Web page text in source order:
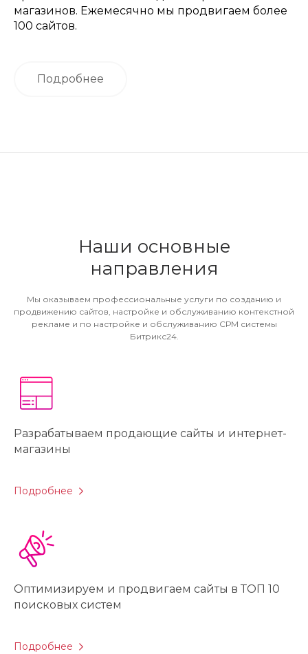
магазинов. Ежемесячно мы продвигаем более
100 сайтов.
Подробнее
Наши основные
направления
Мы оказываем профессиональные услуги по созданию и
продвижению сайтов, настройке и обслуживанию контекстной
рекламе и по настройке и обслуживанию СРМ системы
Битрикс24.
Разрабатываем продающие сайты и интернет-
магазины
Подробнее
Оптимизируем и продвигаем сайты в ТОП 10
поисковых систем
Подробнее